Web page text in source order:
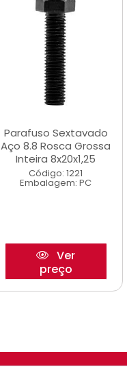
Parafuso Sextavado
Aço 8.8 Rosca Grossa
Inteira 8x20x1,25
Código: 1221
Embalagem: PC
Ver
preço